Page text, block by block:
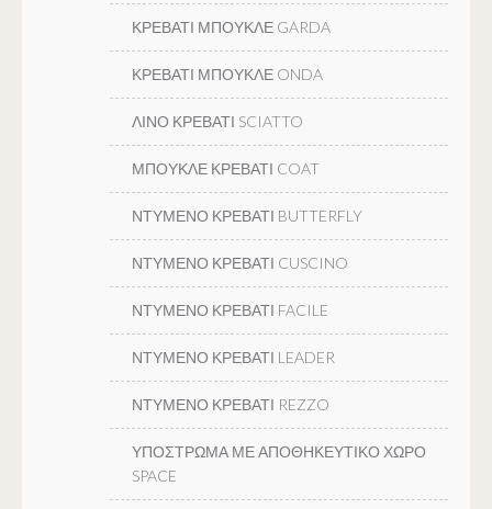
ΚΡΕΒΑΤΙ ΜΠΟΥΚΛΕ GARDA
ΚΡΕΒΑΤΙ ΜΠΟΥΚΛΕ ONDA
ΛΙΝΟ ΚΡΕΒΑΤΙ SCIATTO
ΜΠΟΥΚΛΕ ΚΡΕΒΑΤΙ COAT
ΝΤΥΜΕΝΟ ΚΡΕΒΑΤΙ BUTTERFLY
ΝΤΥΜΕΝΟ ΚΡΕΒΑΤΙ CUSCINO
ΝΤΥΜΕΝΟ ΚΡΕΒΑΤΙ FACILE
ΝΤΥΜΕΝΟ ΚΡΕΒΑΤΙ LEADER
ΝΤΥΜΕΝΟ ΚΡΕΒΑΤΙ REZZO
ΥΠΟΣΤΡΩΜΑ ΜΕ ΑΠΟΘΗΚΕΥΤΙΚΟ ΧΩΡΟ
SPACE